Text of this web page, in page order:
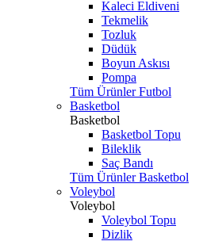
Kaleci Eldiveni
Tekmelik
Tozluk
Düdük
Boyun Askısı
Pompa
Tüm Ürünler Futbol
Basketbol
Basketbol
Basketbol Topu
Bileklik
Saç Bandı
Tüm Ürünler Basketbol
Voleybol
Voleybol
Voleybol Topu
Dizlik